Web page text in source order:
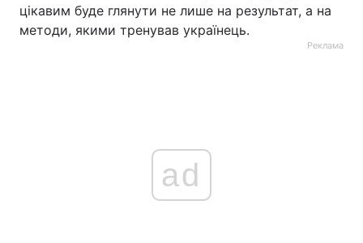
цікавим буде глянути не лише на результат, а на
методи, якими тренував українець.
Реклама
ad